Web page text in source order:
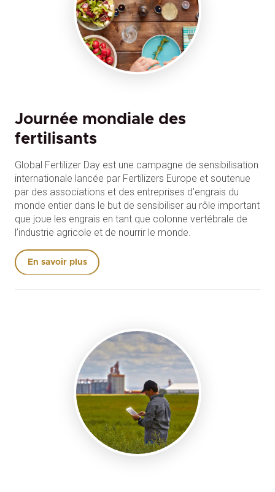
Journée mondiale des
fertilisants
Global Fertilizer Day est une campagne de sensibilisation
internationale lancée par Fertilizers Europe et soutenue
par des associations et des entreprises d’engrais du
monde entier dans le but de sensibiliser au rôle important
que joue les engrais en tant que colonne vertébrale de
l’industrie agricole et de nourrir le monde.
En savoir plus